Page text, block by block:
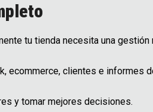
tu tienda necesita una gestión
ecommerce, clientes e informes
y tomar mejores decisiones.